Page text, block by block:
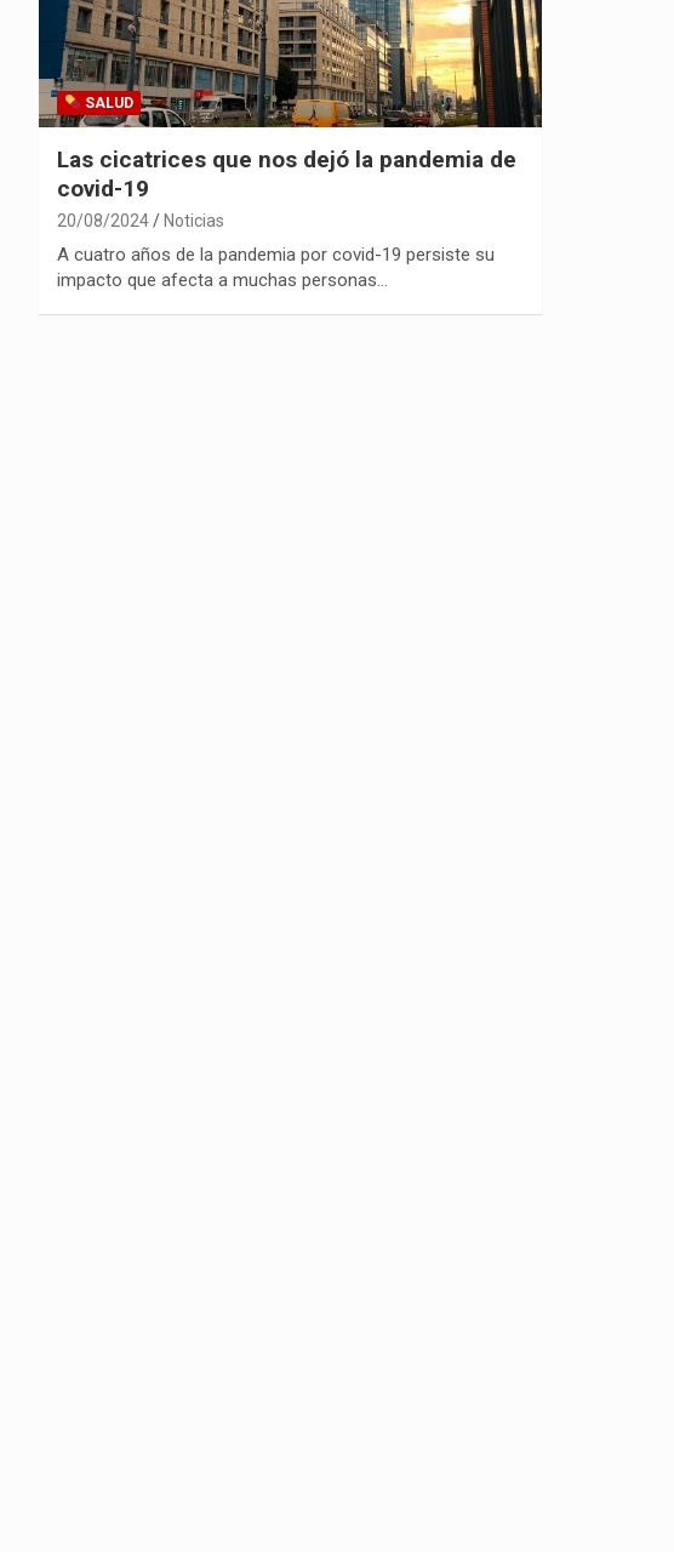
SALUD
Las cicatrices que nos dejó la pandemia de
covid-19
20/08/2024 Noticias
A cuatro años de la pandemia por covid-19 persiste su
impacto que afecta a muchas personas…